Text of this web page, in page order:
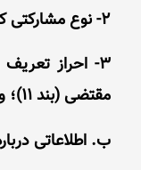
2- نوع مشارکتی که در آن منافع دارد (بندهای 8 تا 10)؛
3- احراز
مقتضی (بند 11)؛ و
ب. اطلاعاتی